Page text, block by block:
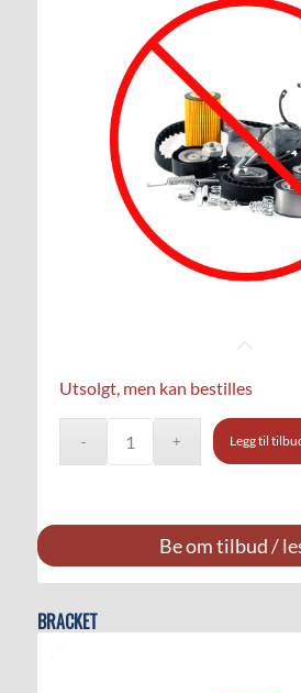
Utsolgt, men kan bestilles
Legg til
Be om tilbud /
BRACKET